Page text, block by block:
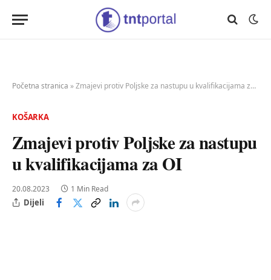
Početna stranica »Zmajevi protiv Poljske za nastupu u kvalifikacijama za OI
KOŠARKA
Zmajevi protiv Poljske za nastupu
u kvalifikacijama za OI
20.08.2023 1 Min Read
Dijeli